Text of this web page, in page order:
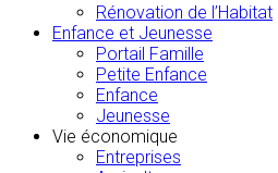
Rénovation de l’Habitat
Enfance et Jeunesse
Portail Famille
Petite Enfance
Enfance
Jeunesse
Vie économique
Entreprises